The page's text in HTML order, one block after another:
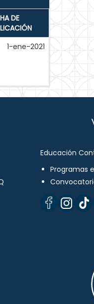
DE
1-ene-2021
Educación
Programas